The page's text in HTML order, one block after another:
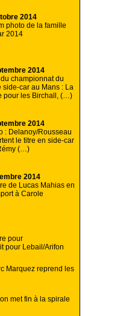
2014
photo de la famille
2014
2014
championnat du
side-car au Mans : La
pour les Birchall, (…)
2014
: Delanoy/Rousseau
le titre en side-car
(…)
2014
de Lucas Mahias en
à Carole
pour
pour Lebail/Arifon
Marquez reprend les
met fin à la spirale